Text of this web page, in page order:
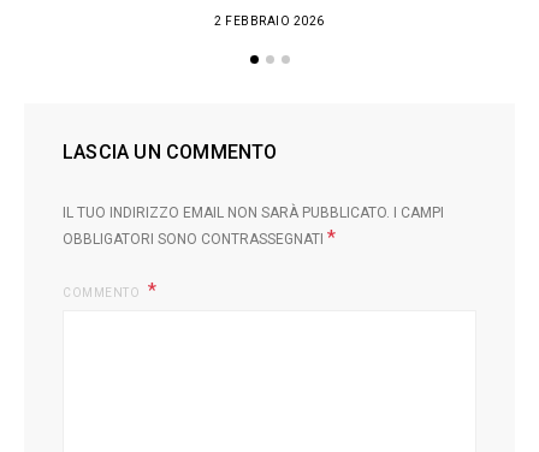
2 FEBBRAIO 2026
LASCIA UN COMMENTO
IL TUO INDIRIZZO EMAIL NON SARÀ PUBBLICATO.
I CAMPI
OBBLIGATORI SONO CONTRASSEGNATI *
COMMENTO